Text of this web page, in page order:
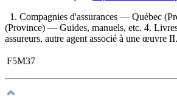
1. Compagnies d'assurances — Québec
(Province) — Guides, manuels, etc. 4.
assureurs, autre agent associé à une œuvre
F5M37